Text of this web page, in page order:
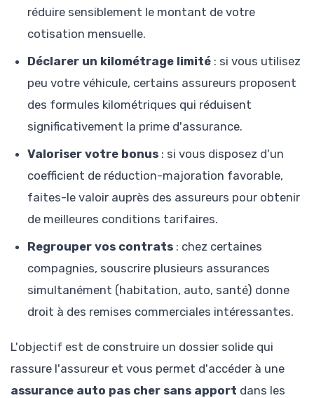
réduire sensiblement le montant de votre
cotisation mensuelle.
Déclarer un kilométrage limité : si vous utilisez
peu votre véhicule, certains assureurs proposent
des formules kilométriques qui réduisent
significativement la prime d'assurance.
Valoriser votre bonus : si vous disposez d'un
coefficient de réduction-majoration favorable,
faites-le valoir auprès des assureurs pour obtenir
de meilleures conditions tarifaires.
Regrouper vos contrats : chez certaines
compagnies, souscrire plusieurs assurances
simultanément (habitation, auto, santé) donne
droit à des remises commerciales intéressantes.
L'objectif est de construire un dossier solide qui
rassure l'assureur et vous permet d'accéder à une
assurance auto pas cher sans apport dans les